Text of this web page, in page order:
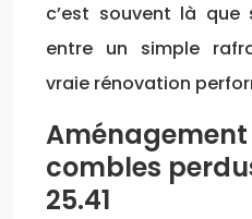
c’est souvent là
entre un simple
vraie rénovation
combles
25.41